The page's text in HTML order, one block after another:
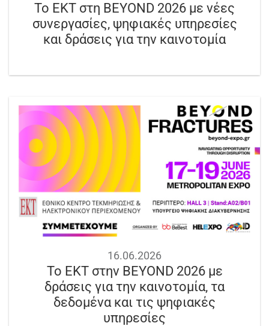
Το ΕΚΤ στη BEYOND 2026 με νέες
συνεργασίες, ψηφιακές υπηρεσίες
και δράσεις για την καινοτομία
16.06.2026
Το ΕΚΤ στην BEYOND 2026 με
δράσεις για την καινοτομία, τα
δεδομένα και τις ψηφιακές
υπηρεσίες